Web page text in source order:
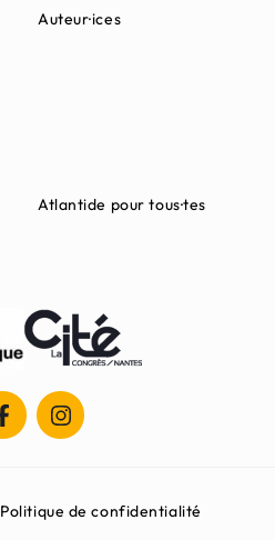
Auteur·ices
Atlantide pour tous·tes
Politique de confidentialité